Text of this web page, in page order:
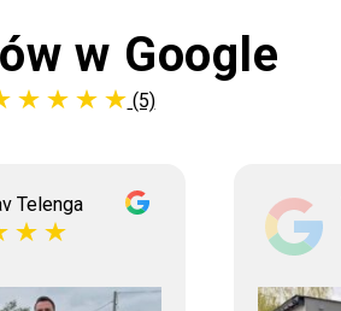
w Google
(5)
Telenga